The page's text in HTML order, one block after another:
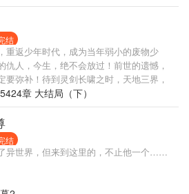
结
重返少年时代，成为当年弱小的废物少
仇人，今生，绝不会放过！前世的遗憾，
要弥补！待到灵剑长啸之时，天地三界，
若有不从者，一剑，杀之！
章 大结局（下）
结
异世界，但来到这里的，不止他一个……